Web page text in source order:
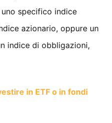
uno specifico indice
azionario, oppure un
indice di obbligazioni,
in ETF o in fondi